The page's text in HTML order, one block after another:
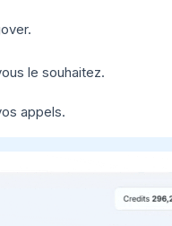
le souhaitez.
appels.